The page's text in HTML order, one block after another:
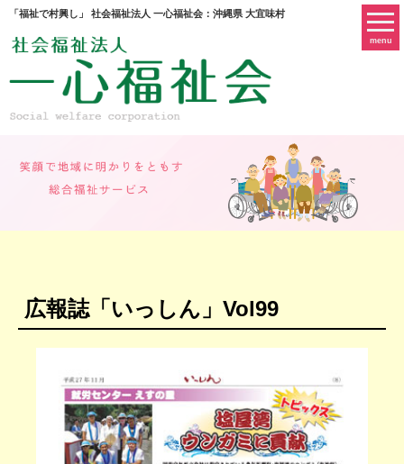
「福祉で村興し」 社会福祉法人 一心福祉会：沖縄県 大宜味村
menu
広報誌「いっしん」Vol99